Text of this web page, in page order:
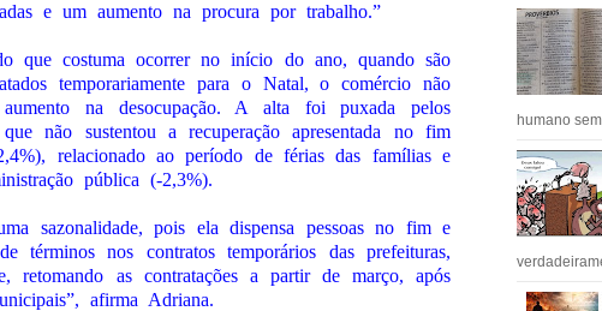
e um aumento na procura por trabalho.”
que costuma ocorrer no início do ano, quando são
temporariamente para o Natal, o comércio não
na desocupação. A alta foi puxada pelos
não sustentou a recuperação apresentada no fim
relacionado ao período de férias das famílias e
pública (-2,3%).
sazonalidade, pois ela dispensa pessoas no fim e
nos contratos temporários das prefeituras,
retomando as contratações a partir de março, após
afirma Adriana.
humano